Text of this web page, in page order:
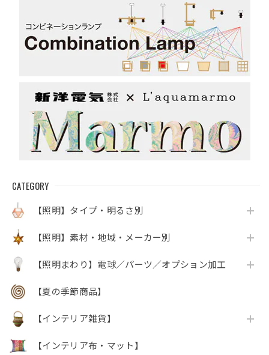
CATEGORY
【照明】タイプ・明るさ別
【照明】素材・地域・メーカー別
【照明まわり】電球／パーツ／オプション加工
【夏の季節商品】
【インテリア雑貨】
【インテリア布・マット】